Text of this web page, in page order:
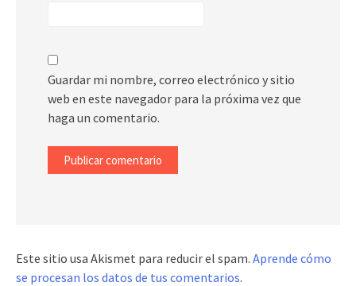
Guardar mi nombre, correo electrónico y sitio
web en este navegador para la próxima vez que
haga un comentario.
Este sitio usa Akismet para reducir el spam. Aprende cómo
se procesan los datos de tus comentarios.